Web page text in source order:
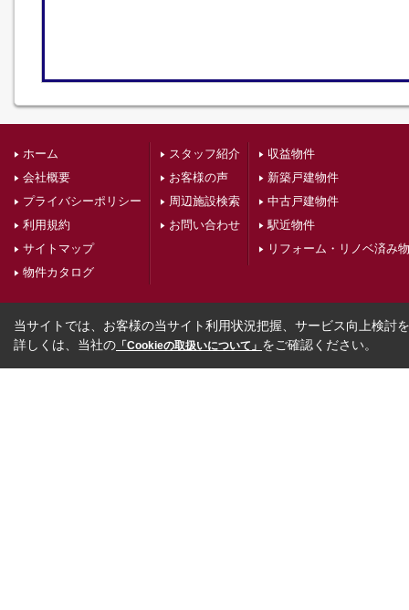
ホーム
会社概要
プライバシーポリシー
利用規約
サイトマップ
物件カタログ
スタッフ紹介
お客様の声
周辺施設検索
お問い合わせ
収益物件
新築戸建物件
中古戸建物件
駅近物件
リフォーム・リノベ済み
当サイトでは、お客様の当サイト利用状況把握、サービス向上検討
詳しくは、当社の 「Cookieの取扱いについて」 をご確認ください。